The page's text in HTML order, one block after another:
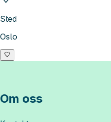
Sted
Oslo
Om oss